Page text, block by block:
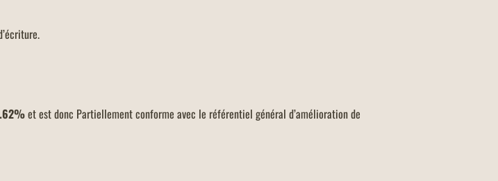
et est donc Partiellement conforme avec le référentiel général d’amélioration de